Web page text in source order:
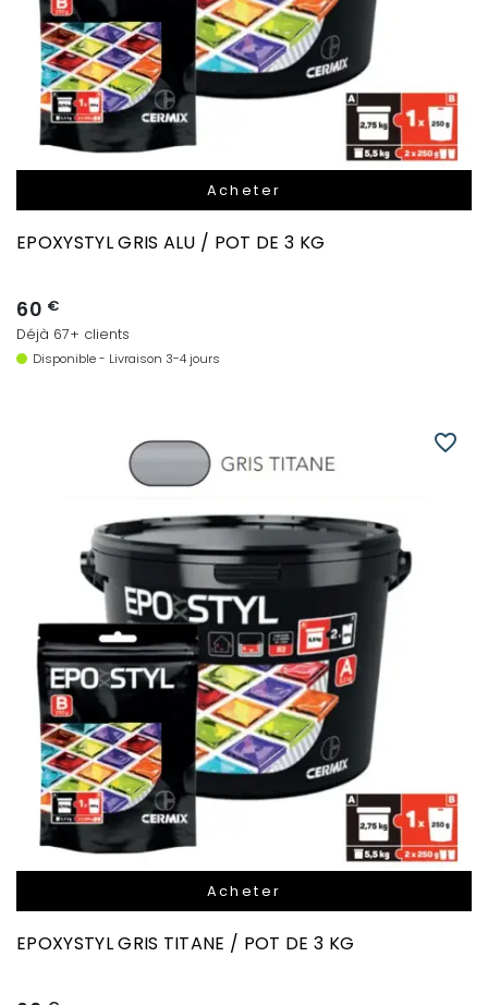
Acheter
EPOXYSTYL GRIS ALU / POT DE 3 KG
60 €
Déjà 67+ clients
Disponible - Livraison 3-4 jours
Acheter
favorite_border
EPOXYSTYL GRIS TITANE / POT DE 3 KG